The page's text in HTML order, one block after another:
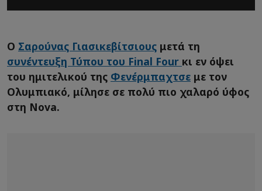
Ο Σαρούνας Γιασικεβίτσιους μετά τη
συνέντευξη Τύπου του Final Four κι εν όψει
του ημιτελικού της Φενέρμπαχτσε με τον
Ολυμπιακό, μίλησε σε πολύ πιο χαλαρό ύφος
στη Nova.